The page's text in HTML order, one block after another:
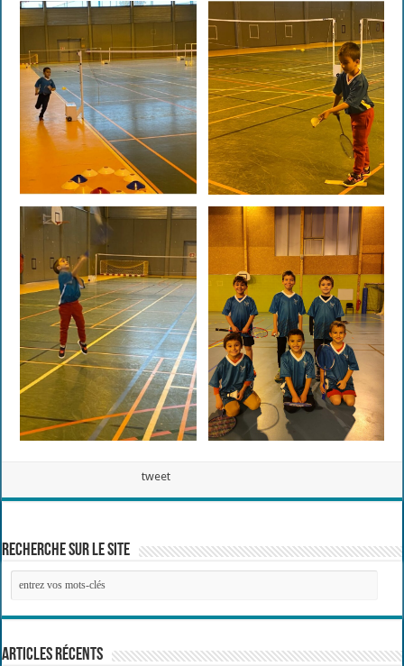
tweet
Recherche sur le site
Articles récents